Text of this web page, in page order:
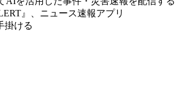
』、ニュース速報アプリ
掛ける